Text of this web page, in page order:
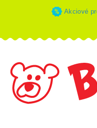
Akciové